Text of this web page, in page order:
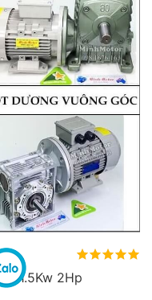
1.5Kw 2Hp